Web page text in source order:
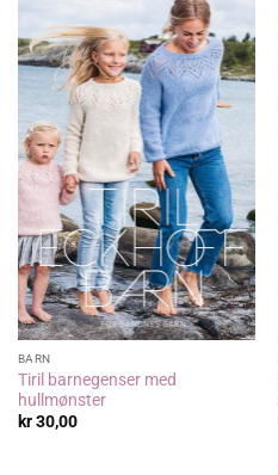
BARN
Tiril barnegenser med
hullmønster
kr30,00